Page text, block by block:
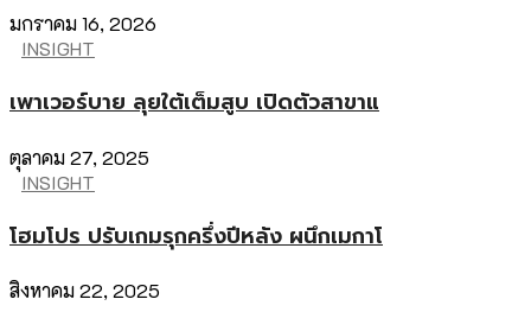
มกราคม 16, 2026
INSIGHT
เพาเวอร์บาย ลุยใต้เต็มสูบ เปิดตัวสาขาแ
ตุลาคม 27, 2025
INSIGHT
โฮมโปร ปรับเกมรุกครึ่งปีหลัง ผนึกเมกาโ
สิงหาคม 22, 2025